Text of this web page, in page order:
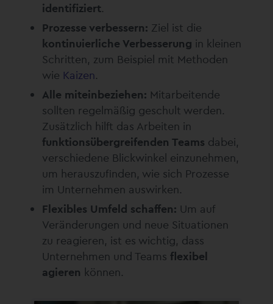
identifiziert.
Prozesse verbessern: Ziel ist die
kontinuierliche Verbesserung in kleinen
Schritten, zum Beispiel mit Methoden
wie Kaizen.
Alle miteinbeziehen: Mitarbeitende
sollten regelmäßig geschult werden.
Zusätzlich hilft das Arbeiten in
funktionsübergreifenden Teams dabei,
verschiedene Blickwinkel einzunehmen,
um herauszufinden, wie sich Prozesse
im Unternehmen auswirken.
Flexibles Umfeld schaffen: Um auf
Veränderungen und neue Situationen
zu reagieren, ist es wichtig, dass
Unternehmen und Teams flexibel
agieren können.